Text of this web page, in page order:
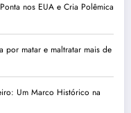
nos EUA e Cria Polêmica
por matar e maltratar mais de
Um Marco Histórico na